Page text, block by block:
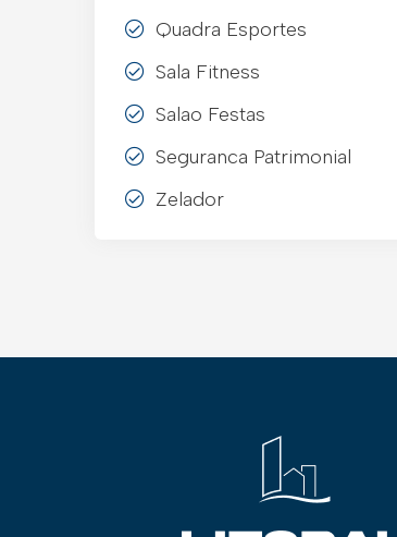
Quadra Esportes
Sala Fitness
Salao Festas
Seguranca Patrimonial
Zelador